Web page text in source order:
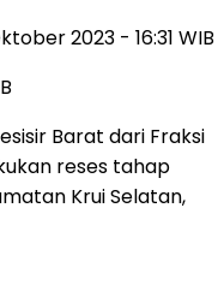
2023 - 16:31 WIB
Barat dari Fraksi
reses tahap
Krui Selatan,